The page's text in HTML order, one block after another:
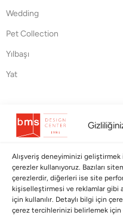
Alışveriş deneyiminizi
çerezler kullanıyoruz. Bazıları
çerezlerdir, diğerleri ise site
kişiselleştirmesi ve reklamlar gibi
için kullanılır. Detaylı bilgi için
çerez tercihlerinizi belirlemek için
Wedding
Pet Collection
Yılbaşı
Yat
Bültenimize Abone Olun
Bizi